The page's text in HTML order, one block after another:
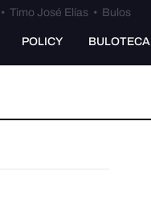
• Timo José Elías• Bulos
POLICY BULOTECA